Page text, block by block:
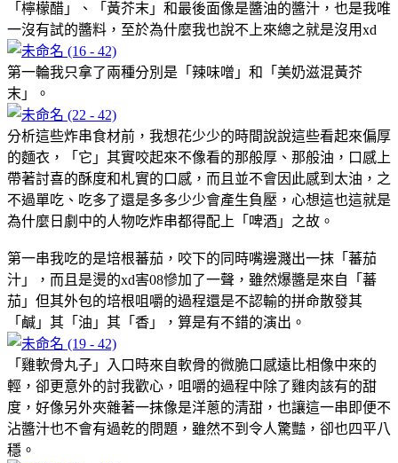
「檸檬醋」、「黃芥末」和最後面像是醬油的醬汁，也是我唯
一沒有試的醬料，至於為什麼我也說不上來總之就是沒用xd
第一輪我只拿了兩種分別是「辣味噌」和「美奶滋混黃芥
末」。
分析這些炸串食材前，我想花少少的時間說說這些看起來偏厚
的麵衣，「它」其實咬起來不像看的那般厚、那般油，口感上
帶著討喜的酥度和札實的口感，而且並不會因此感到太油，之
不過單吃、吃多了還是多多少少會產生負壓，心想這也這就是
為什麼日劇中的人物吃炸串都得配上「啤酒」之故。
第一串我吃的是培根蕃茄，咬下的同時嘴邊濺出一抹「蕃茄
汁」，而且是燙的xd害08慘加了一聲，雖然爆醬是來自「蕃
茄」但其外包的培根咀嚼的過程還是不認輸的拼命散發其
「鹹」其「油」其「香」，算是有不錯的演出。
「雞軟骨丸子」入口時來自軟骨的微脆口感遠比相像中來的
輕，卻更意外的討我歡心，咀嚼的過程中除了雞肉該有的甜
度，好像另外夾雜著一抹像是洋蔥的清甜，也讓這一串即便不
沾醬汁也不會有過乾的問題，雖然不到令人驚豔，卻也四平八
穩。